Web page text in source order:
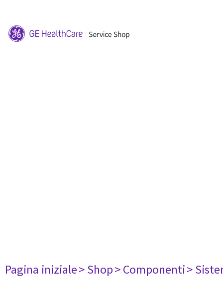
Pagina iniziale> Shop> Componenti>